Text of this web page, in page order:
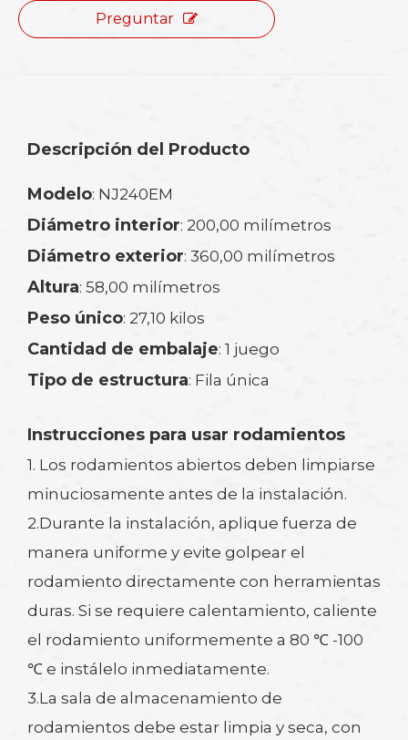
Preguntar
Descripción del Producto
Modelo: NJ240EM
Diámetro interior: 200,00 milímetros
Diámetro exterior: 360,00 milímetros
Altura: 58,00 milímetros
Peso único: 27,10 kilos
Cantidad de embalaje: 1 juego
Tipo de estructura: Fila única
Instrucciones para usar rodamientos
1. Los rodamientos abiertos deben limpiarse
minuciosamente antes de la instalación.
2.Durante la instalación, aplique fuerza de
manera uniforme y evite golpear el
rodamiento directamente con herramientas
duras. Si se requiere calentamiento, caliente
el rodamiento uniformemente a 80 ℃ -100
℃ e instálelo inmediatamente.
3.La sala de almacenamiento de
rodamientos debe estar limpia y seca, con